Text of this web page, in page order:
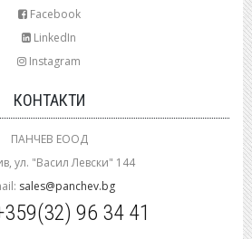
Facebook
LinkedIn
Instagram
КОНТАКТИ
ПАНЧЕВ ЕООД
ул. "Васил Левски" 144
sales@panchev.bg
96 34 41